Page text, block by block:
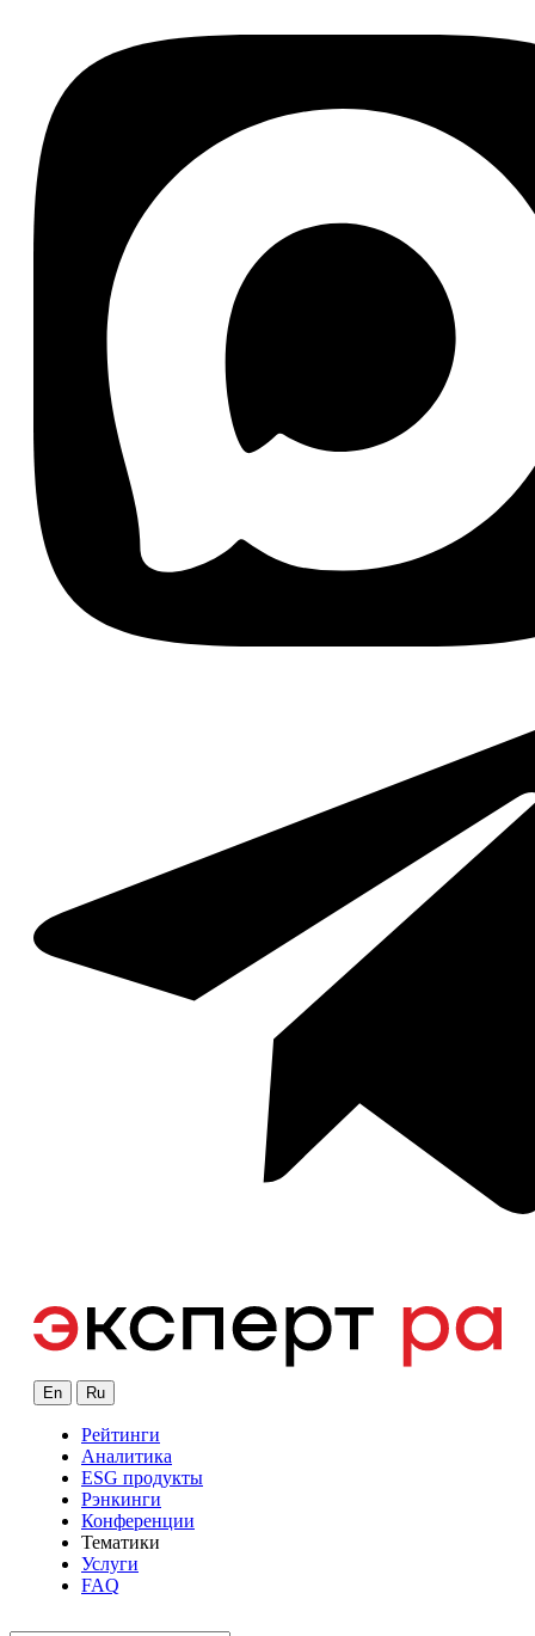
En Ru
Рейтинги
Аналитика
ESG продукты
Рэнкинги
Конференции
Тематики
Услуги
FAQ